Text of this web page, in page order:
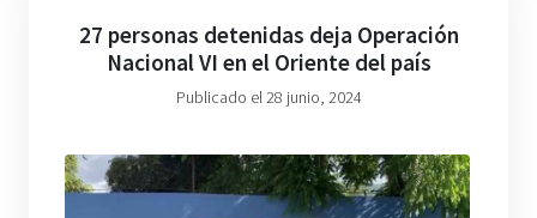
27 personas detenidas deja Operación
Nacional VI en el Oriente del país
Publicado el 28 junio, 2024